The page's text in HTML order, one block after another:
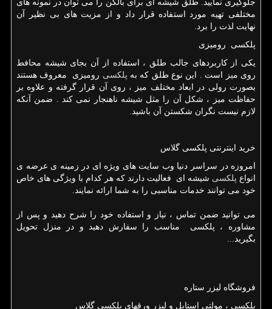
جلوگیری نمایید. طلق شیشه ای برای بالکن را می توان در نمونه های
مختلفی تهیه مورد استفاده قرار داد و از مزیت های بی نظیر آن
نهایت لذت را برد.
پلکسی رومیزی
یکی از کاربردهای جالب طلق ، استفاده از آن بجای شیشه محافط
روی میز است . این نوع طلق که به پلکسی رومیزی معروف هستند
بصورت رولی در ابعاد مختلف میز ، روی آن قرار گرفته و علاوه بر
حفاظت میز ، شکل آن را مثل شیشه ناهنجار نمی کند
ضمن آنکه
لازم نیست نگران شکستن آن باشید.
خرید اینترنتی پلکسی گلاس
امروزه در سراسر دنیا وب سایت های ویژه ای در زمینه ی عرضه ی
انواع پلکسی شیشه ای فعالیت دارند که هر کدام با ویژگی های خاص
خود می توانند خدمات مناسبی را به شما ارائه نمایند
می توانید ضمن تماس ، نیاز و استفاده خود را شرح دهید و پس از
مشاوره ، پلکسی مناسب را سفارش دهید و در منزل تحویل
بگیرید
فروشگاه لیزر ستاره
پلکسی ، مولتی استایل و لیزر ورقهای پلکسی گلاس